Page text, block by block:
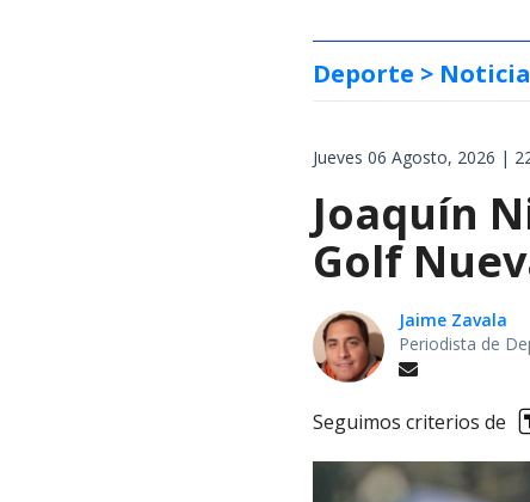
Deporte > Noticia
Jueves 06 Agosto, 2026 |
Joaquín
Golf
Jaime Zavala
Periodista de
Seguimos criterios de